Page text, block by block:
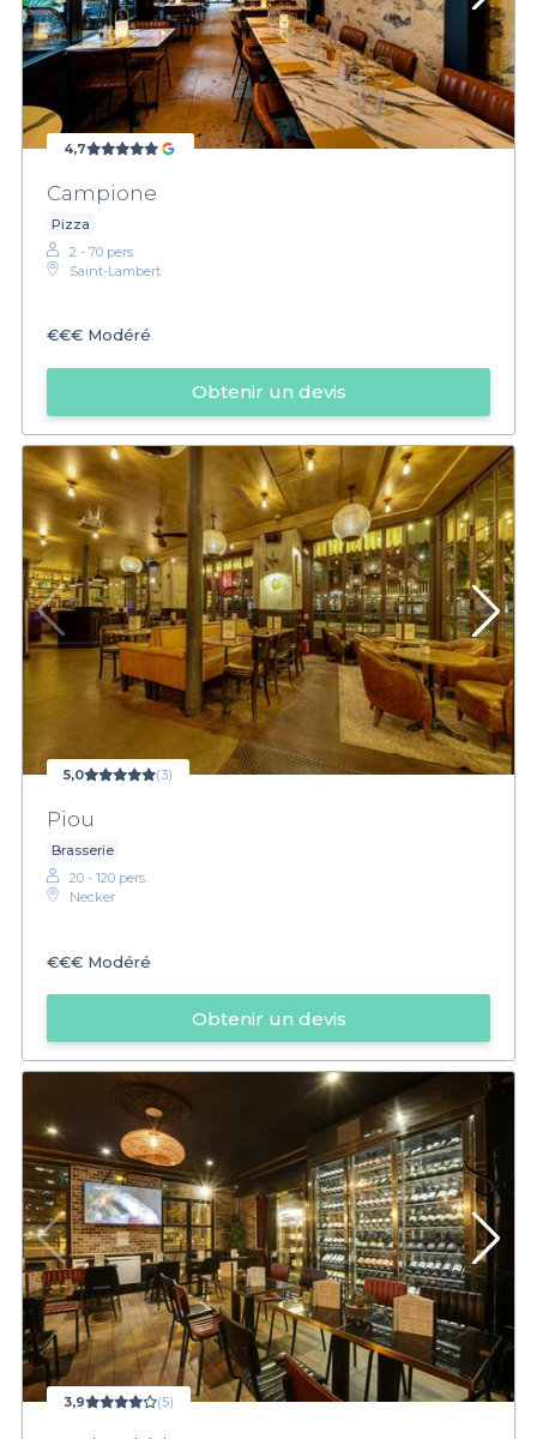
4,7
Campione
Pizza
2 - 70 pers.
Saint-Lambert
€€€ Modéré
Obtenir un devis
5,0 (3)
Piou
Brasserie
20 - 120 pers.
Necker
€€€ Modéré
Obtenir un devis
3,9 (5)